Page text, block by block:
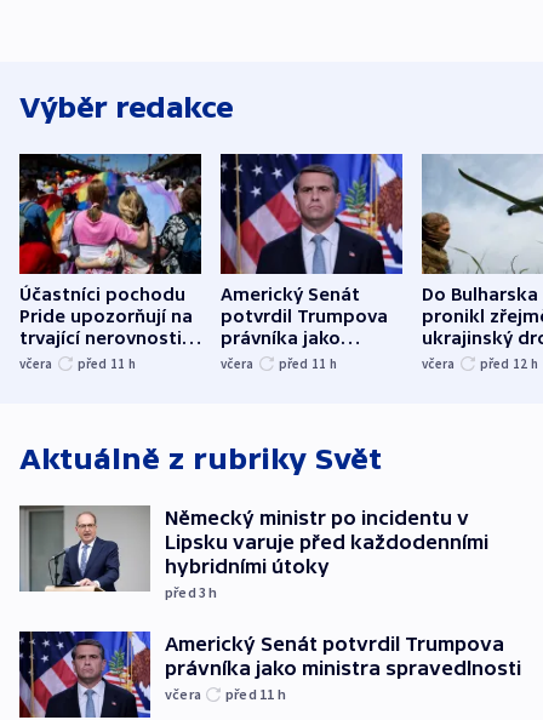
Výběr redakce
Účastníci pochodu
Pride upozorňují na
trvající nerovnosti i
společenskou
včera před 11 h
Americký Senát
potvrdil Trumpova
právníka jako
ministra
včera před 11 h
Do Bulharska
pronikl
ukrajinský
explodoval
včera před 12 h
Aktuálně z rubriky Svět
Německý ministr po incidentu v
Lipsku varuje před každodenními
hybridními útoky
před 3h
Americký Senát potvrdil Trumpova
právníka jako ministra spravedlnosti
včera před 11 h